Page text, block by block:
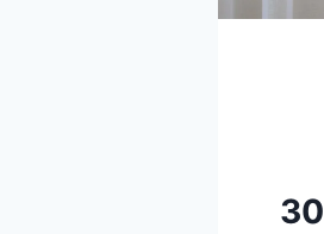
0505833299✨خصم30